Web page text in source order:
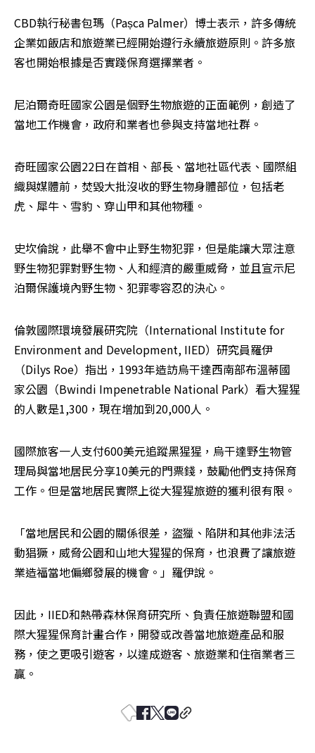
CBD執行秘書包瑪（Pașca Palmer）博士表示，許多傳統
企業如飯店和旅遊業已經開始遵行永續旅遊原則。許多旅
客也開始根據是否實踐保育選擇業者。
尼泊爾奇旺國家公園是個野生物旅遊的正面範例，創造了
當地工作機會，政府和業者也參與支持當地社群。
奇旺國家公園22日在首相、部長、當地社區代表、國際組
織與媒體前，焚毀大批沒收的野生物身體部位，包括老
虎、犀牛、雪豹、穿山甲和其他物種。
史坎倫說，此舉不會中止野生物犯罪，但是能讓大眾注意
野生物犯罪對野生物、人和經濟的嚴重威脅，並且宣示尼
泊爾保護境內野生物、犯罪零容忍的決心。
倫敦國際環境發展研究院（International Institute for
Environment and Development, IIED）研究員羅伊
（Dilys Roe）指出，1993年造訪烏干達西南部布溫蒂國
家公園（Bwindi Impenetrable National Park）看大猩猩
的人數是1,300，現在增加到20,000人。
國際旅客一人支付600美元追蹤黑猩猩，烏干達野生物管
理局與當地居民分享10美元的門票錢，鼓勵他們支持保育
工作。但是當地居民實際上從大猩猩旅遊的獲利很有限。
「當地居民和公園的關係很差，盜獵、陷阱和其他非法活
動猖獗，威脅公園和山地大猩猩的保育，也浪費了讓旅遊
業造福當地偏鄉發展的機會。」羅伊說。
因此，IIED和熱帶森林保育研究所、負責任旅遊聯盟和國
際大猩猩保育計畫合作，開發或改善當地旅遊產品和服
務，使之更吸引遊客，以達成遊客、旅遊業和住宿業者三
贏。